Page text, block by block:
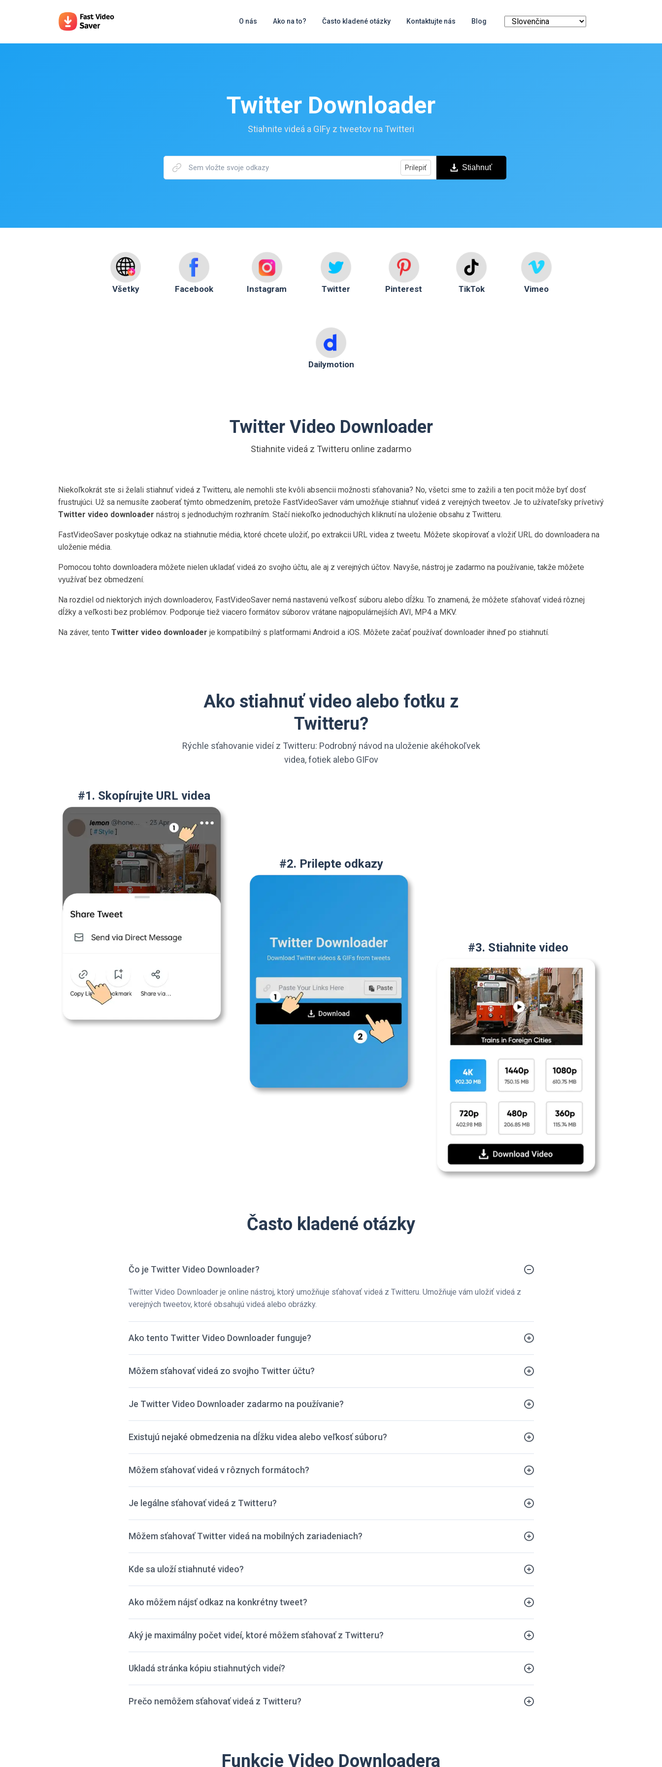
O nás Ako na to? Často kladené otázky Kontaktujte nás Blog
Twitter Downloader
Stiahnite videá a GIFy z tweetov na Twitteri
Prilepiť Stiahnuť
Všetky Facebook Instagram Twitter Pinterest TikTok Vimeo
Dailymotion
Twitter Video Downloader
Stiahnite videá z Twitteru online zadarmo
Niekoľkokrát ste si želali stiahnuť videá z Twitteru, ale nemohli ste kvôli absencii možnosti sťahovania? No, všetci sme to zažili a ten pocit môže byť dosť
frustrujúci. Už sa nemusíte zaoberať týmto obmedzením, pretože FastVideoSaver vám umožňuje stiahnuť videá z verejných tweetov. Je to užívateľsky prívetivý
Twitter video downloader nástroj s jednoduchým rozhraním. Stačí niekoľko jednoduchých kliknutí na uloženie obsahu z Twitteru.
FastVideoSaver poskytuje odkaz na stiahnutie média, ktoré chcete uložiť, po extrakcii URL videa z tweetu. Môžete skopírovať a vložiť URL do downloadera na
uloženie média.
Pomocou tohto downloadera môžete nielen ukladať videá zo svojho účtu, ale aj z verejných účtov. Navyše, nástroj je zadarmo na používanie, takže môžete
využívať bez obmedzení.
Na rozdiel od niektorých iných downloaderov, FastVideoSaver nemá nastavenú veľkosť súboru alebo dĺžku. To znamená, že môžete sťahovať videá rôznej
dĺžky a veľkosti bez problémov. Podporuje tiež viacero formátov súborov vrátane najpopulárnejších AVI, MP4 a MKV.
Na záver, tento Twitter video downloader je kompatibilný s platformami Android a iOS. Môžete začať používať downloader ihneď po stiahnutí.
Ako stiahnuť video alebo fotku z
Twitteru?
Rýchle sťahovanie videí z Twitteru: Podrobný návod na uloženie akéhokoľvek
videa, fotiek alebo GIFov
#1. Skopírujte URL videa
#2. Prilepte odkazy
#3. Stiahnite video
Často kladené otázky
Čo je Twitter Video Downloader?
Twitter Video Downloader je online nástroj, ktorý umožňuje sťahovať videá z Twitteru. Umožňuje vám uložiť videá z
verejných tweetov, ktoré obsahujú videá alebo obrázky.
Ako tento Twitter Video Downloader funguje?
Môžem sťahovať videá zo svojho Twitter účtu?
Je Twitter Video Downloader zadarmo na používanie?
Existujú nejaké obmedzenia na dĺžku videa alebo veľkosť súboru?
Môžem sťahovať videá v rôznych formátoch?
Je legálne sťahovať videá z Twitteru?
Môžem sťahovať Twitter videá na mobilných zariadeniach?
Kde sa uloží stiahnuté video?
Ako môžem nájsť odkaz na konkrétny tweet?
Aký je maximálny počet videí, ktoré môžem sťahovať z Twitteru?
Ukladá stránka kópiu stiahnutých videí?
Prečo nemôžem sťahovať videá z Twitteru?
Funkcie Video Downloadera